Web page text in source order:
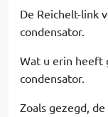
De Reichelt-link
condensator.
Wat u erin heeft
condensator.
Zoals gezegd,